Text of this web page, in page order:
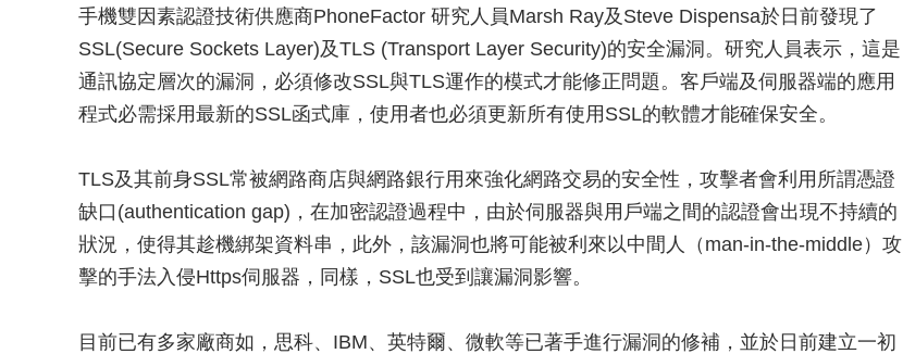
手機雙因素認證技術供應商PhoneFactor 研究人員Marsh Ray及Steve Dispensa於日前發現了
SSL(Secure Sockets Layer)及TLS (Transport Layer Security)的安全漏洞。研究人員表示，這是
通訊協定層次的漏洞，必須修改SSL與TLS運作的模式才能修正問題。客戶端及伺服器端的應用
程式必需採用最新的SSL函式庫，使用者也必須更新所有使用SSL的軟體才能確保安全。
TLS及其前身SSL常被網路商店與網路銀行用來強化網路交易的安全性，攻擊者會利用所謂憑證
缺口(authentication gap)，在加密認證過程中，由於伺服器與用戶端之間的認證會出現不持續的
狀況，使得其趁機綁架資料串，此外，該漏洞也將可能被利來以中間人（man-in-the-middle）攻
擊的手法入侵Https伺服器，同樣，SSL也受到讓漏洞影響。
目前已有多家廠商如，思科、IBM、英特爾、微軟等已著手進行漏洞的修補，並於日前建立一初